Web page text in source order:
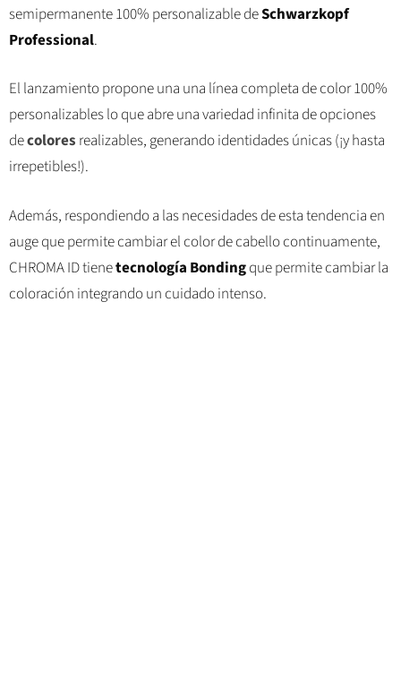
semipermanente 100% personalizable deSchwarzkopf
Professional.
El lanzamiento propone una una línea completa de color 100%
personalizables lo que abre una variedad infinita de opciones
decolores realizables, generando identidades únicas (¡y hasta
irrepetibles!).
Además, respondiendo a las necesidades de esta tendencia en
auge que permite cambiar el color de cabello continuamente,
CHROMA ID tienetecnología Bondingque permite cambiar la
coloración integrando un cuidado intenso.